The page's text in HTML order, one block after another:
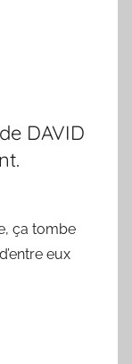
DAVID
ça tombe
eux